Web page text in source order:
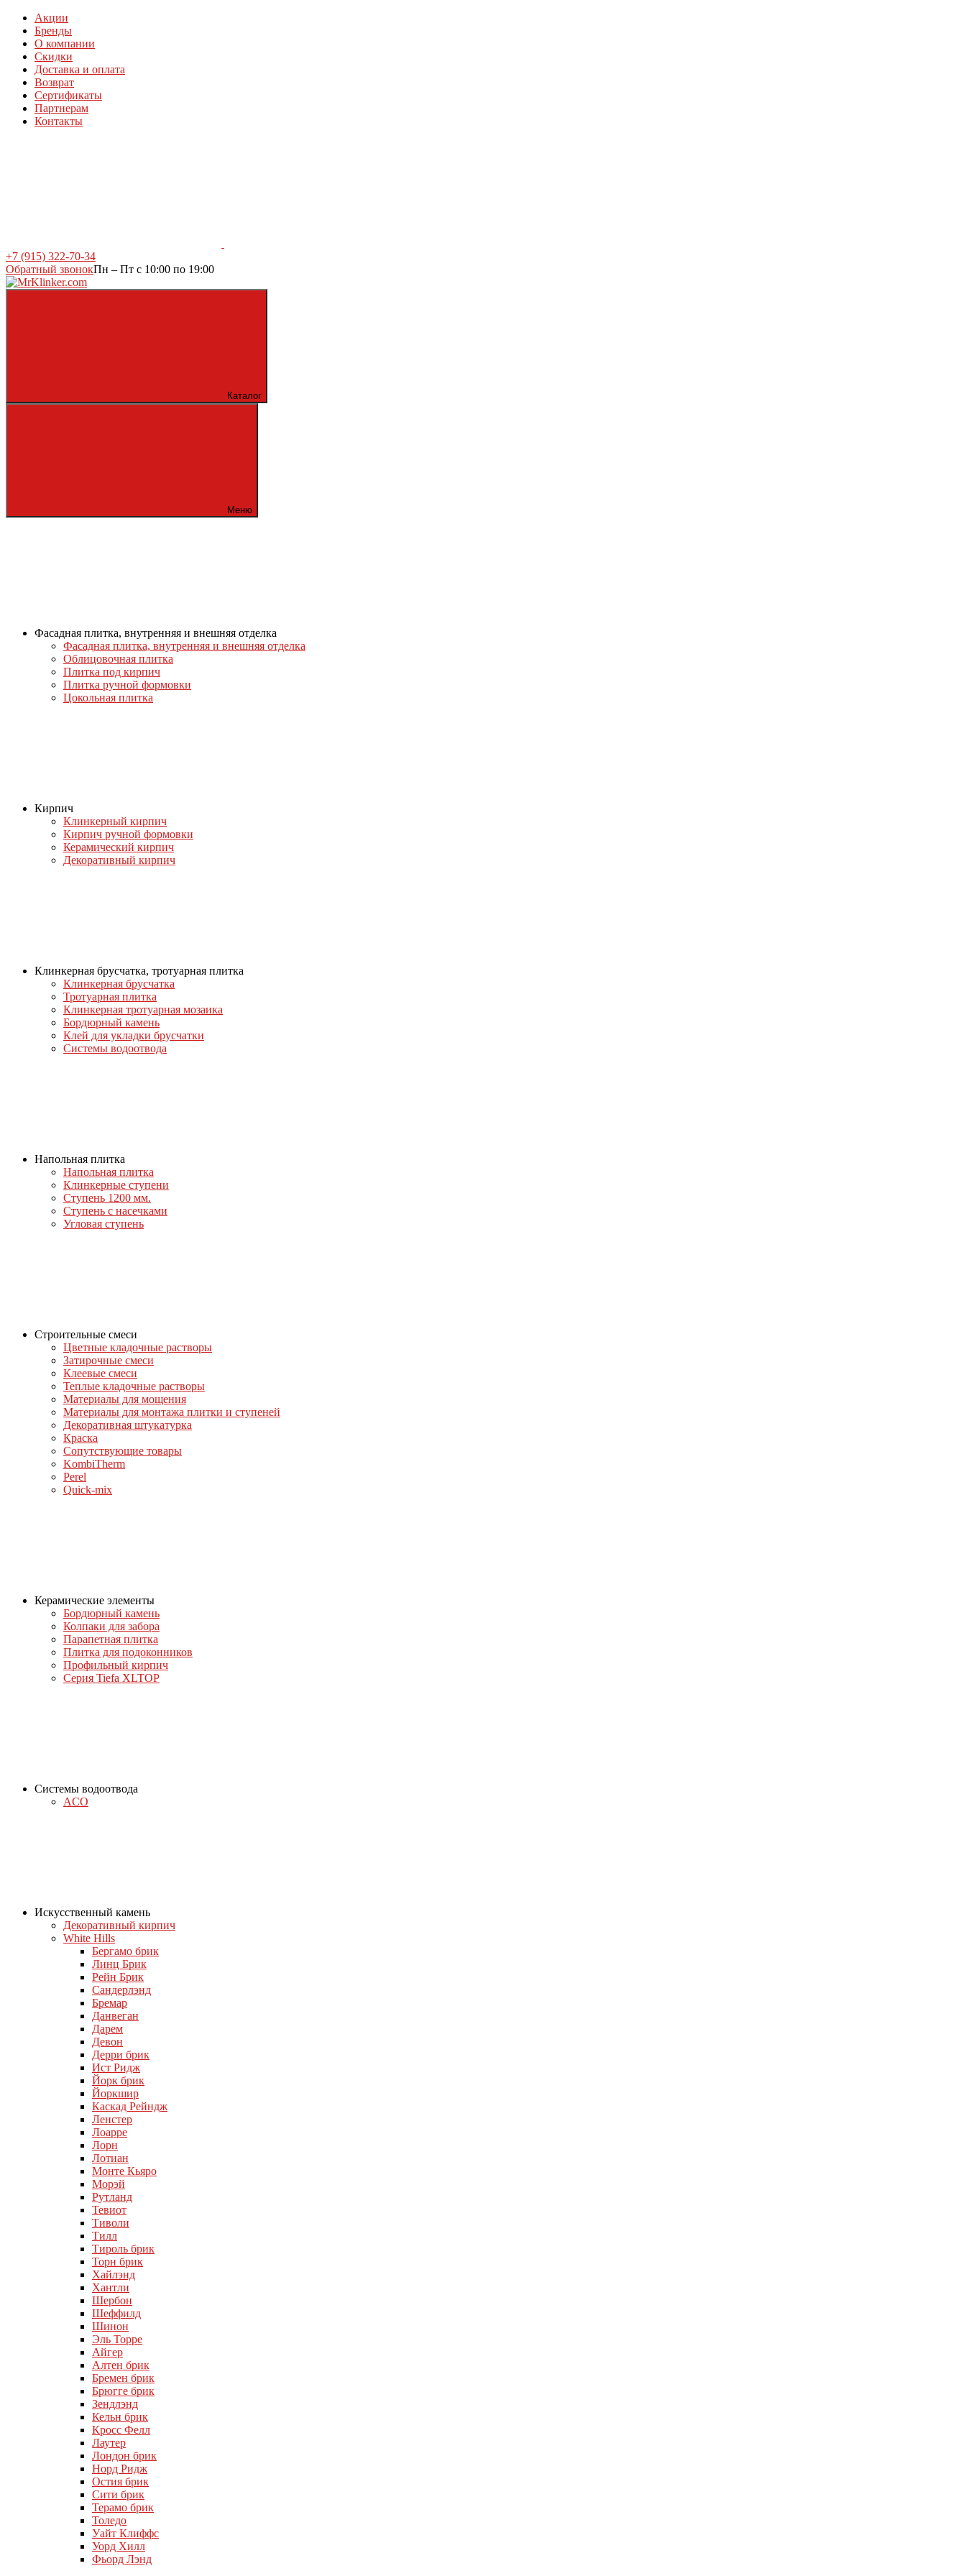
Акции
Бренды
О компании
Скидки
Доставка и оплата
Возврат
Сертификаты
Партнерам
Контакты
+7 (915) 322-70-34
Обратный звонокПн – Пт с 10:00 по 19:00
Каталог
Меню
Фасадная плитка, внутренняя и внешняя отделка
Фасадная плитка, внутренняя и внешняя отделка
Облицовочная плитка
Плитка под кирпич
Плитка ручной формовки
Цокольная плитка
Кирпич
Клинкерный кирпич
Кирпич ручной формовки
Керамический кирпич
Декоративный кирпич
Клинкерная брусчатка, тротуарная плитка
Клинкерная брусчатка
Тротуарная плитка
Клинкерная тротуарная мозаика
Бордюрный камень
Клей для укладки брусчатки
Системы водоотвода
Напольная плитка
Напольная плитка
Клинкерные ступени
Ступень 1200 мм.
Ступень с насечками
Угловая ступень
Строительные смеси
Цветные кладочные растворы
Затирочные смеси
Клеевые смеси
Теплые кладочные растворы
Материалы для мощения
Материалы для монтажа плитки и ступеней
Декоративная штукатурка
Краска
Сопутствующие товары
KombiTherm
Perel
Quick-mix
Керамические элементы
Бордюрный камень
Колпаки для забора
Парапетная плитка
Плитка для подоконников
Профильный кирпич
Серия Tiefa XLTOP
Системы водоотвода
ACO
Искусственный камень
Декоративный кирпич
White Hills
Бергамо брик
Линц Брик
Рейн Брик
Сандерлэнд
Бремар
Данвеган
Дарем
Девон
Дерри брик
Ист Ридж
Йорк брик
Йоркшир
Каскад Рейндж
Ленстер
Лоарре
Лорн
Лотиан
Монте Кьяро
Морэй
Рутланд
Тевиот
Тиволи
Тилл
Тироль брик
Торн брик
Хайлэнд
Хантли
Шербон
Шеффилд
Шинон
Эль Торре
Айгер
Алтен брик
Бремен брик
Брюгге брик
Зендлэнд
Кельн брик
Кросс Фелл
Лаутер
Лондон брик
Норд Ридж
Остия брик
Сити брик
Терамо брик
Толедо
Уайт Клиффс
Уорд Хилл
Фьорд Лэнд